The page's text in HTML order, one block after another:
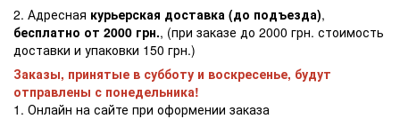
2. Адресная курьерская доставка (до подъезда),
бесплатно от 2000 грн., (при заказе до 2000 грн. стоимость
доставки и упаковки 150 грн.)
Заказы, принятые в субботу и воскресенье, будут
отправлены с понедельника!
1. Онлайн на сайте при оформении заказа